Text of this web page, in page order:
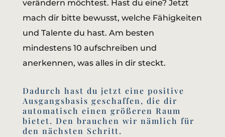
verändern möchtest. Hast du eine? Jetzt
mach dir bitte bewusst, welche Fähigkeiten
und Talente du hast. Am besten
mindestens 10 aufschreiben und
anerkennen, was alles in dir steckt.
Dadurch hast du jetzt eine positive
Ausgangsbasis geschaffen, die dir
automatisch einen größeren Raum
bietet. Den brauchen wir nämlich für
den nächsten Schritt.